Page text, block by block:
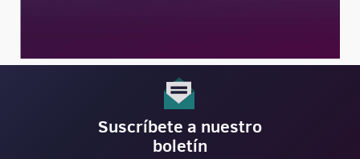
Suscríbete a nuestro
boletín